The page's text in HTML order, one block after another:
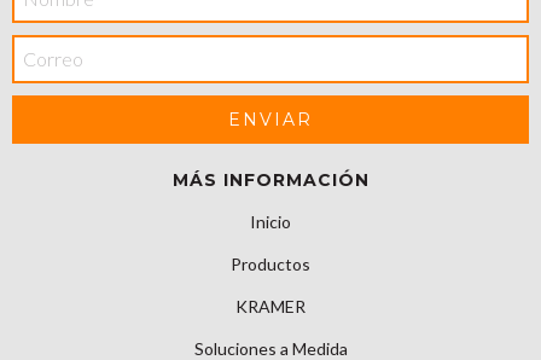
MÁS INFORMACIÓN
Inicio
Productos
KRAMER
Soluciones a Medida